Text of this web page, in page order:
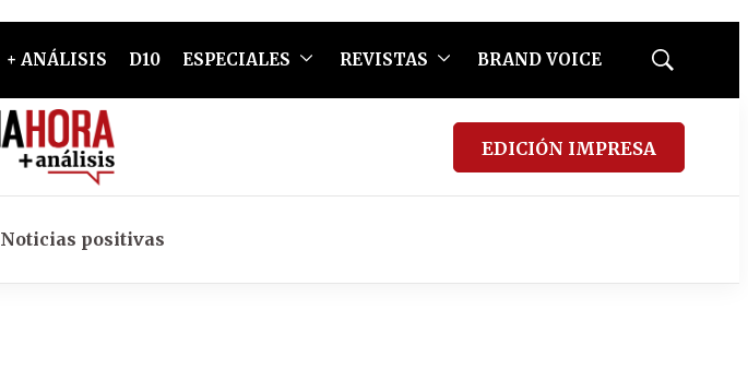
+ ANÁLISIS D10 ESPECIALES REVISTAS BRAND VOICE
Mostrar
EDICIÓN IMPRESA
Noticias positivas